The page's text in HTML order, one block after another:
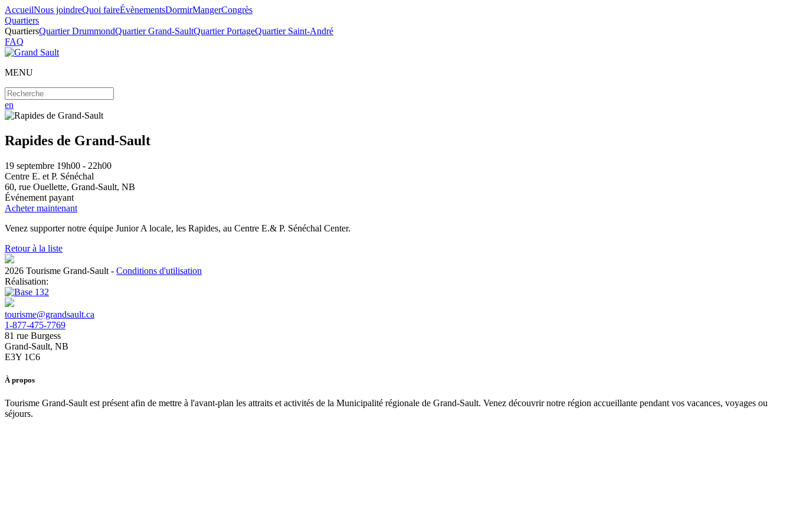
AccueilNous joindreQuoi faireÉvènementsDormirMangerCongrès
Quartiers
QuartiersQuartier DrummondQuartier Grand-SaultQuartier PortageQuartier Saint-André
FAQ
MENU
en
Rapides de Grand-Sault
19 septembre 19h00 - 22h00
Centre E. et P. Sénéchal
60, rue Ouellette, Grand-Sault, NB
Événement payant
Acheter maintenant
Venez supporter notre équipe Junior A locale, les Rapides, au Centre E.& P. Sénéchal Center.
Retour à la liste
2026 Tourisme Grand-Sault - Conditions d'utilisation
Réalisation:
tourisme@grandsault.ca
1-877-475-7769
81 rue Burgess
Grand-Sault, NB
E3Y 1C6
À propos
Tourisme Grand-Sault est présent afin de mettre à l'avant-plan les attraits et activités de la Municipalité régionale de Grand-Sault. Venez découvrir notre région accueillante pendant vos vacances, voyages ou
séjours.